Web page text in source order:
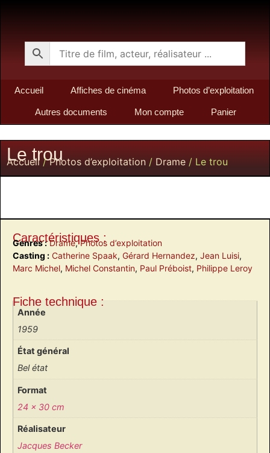
Accueil Affiches de cinéma Photos d’exploitation
Autres documents Mon compte Panier
Le trou
Accueil /Photos d’exploitation / Drame / Le trou
Caractéristiques :
Genres : Drame,Photos d’exploitation
Casting : Catherine Spaak, Gérard Hernandez, Jean Luisi,
Marc Michel, Michel Constantin, Paul Préboist, Philippe Leroy
Fiche technique :
Année
1959
État général
Bel état
Format
24 x 30 cm
Réalisateur
Jacques Becker